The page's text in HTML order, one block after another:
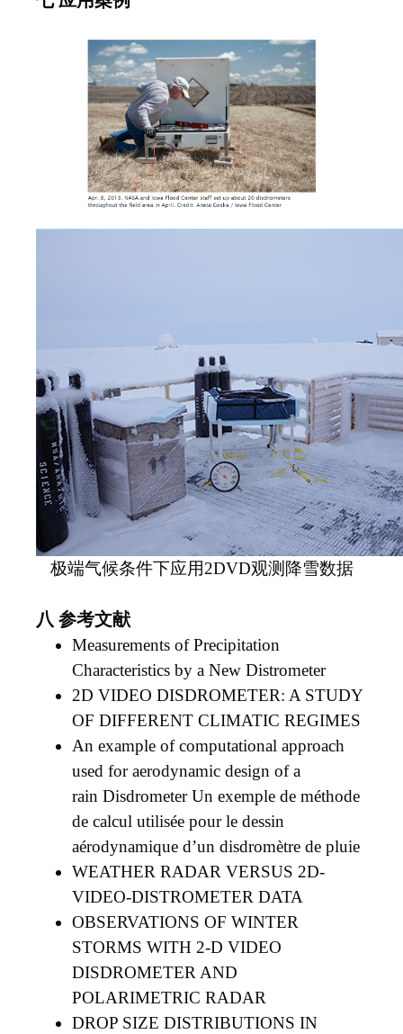
极端气候条件下应用2DVD观测降雪数据
八 参考文献
Measurements of Precipitation
Characteristics by a New Distrometer
2D VIDEO DISDROMETER: A STUDY
OF DIFFERENT CLIMATIC REGIMES
An example of computational approach
used for aerodynamic design of a
rain Disdrometer Un exemple de méthode
de calcul utilisée pour le dessin
aérodynamique d’un disdromètre de pluie
WEATHER RADAR VERSUS 2D-
VIDEO-DISTROMETER DATA
OBSERVATIONS OF WINTER
STORMS WITH 2-D VIDEO
DISDROMETER AND
POLARIMETRIC RADAR
DROP SIZE DISTRIBUTIONS IN